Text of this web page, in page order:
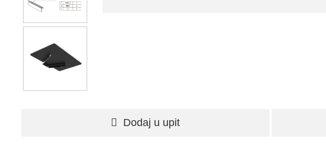
Dodaj u upit